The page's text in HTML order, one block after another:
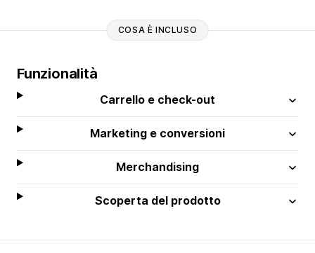
COSA È INCLUSO
Funzionalità
Carrello e check-out
Marketing e conversioni
Merchandising
Scoperta del prodotto